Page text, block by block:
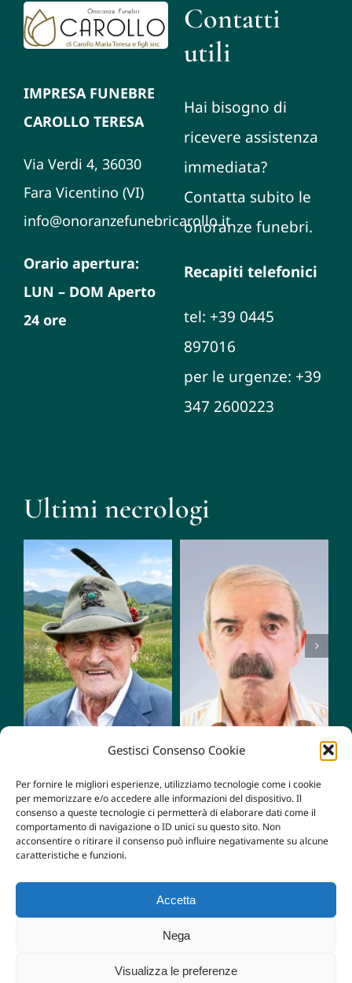
Gestisci Consenso Cookie
Per fornire le migliori esperienze, utilizziamo tecnologie come i cookie
per memorizzare e/o accedere alle informazioni del dispositivo. Il
consenso a queste tecnologie ci permetterà di elaborare dati come il
comportamento di navigazione o ID unici su questo sito. Non
acconsentire o ritirare il consenso può influire negativamente su alcune
caratteristiche e funzioni.
Accetta
Nega
Visualizza le preferenze
IMPRESA FUNEBRE
CAROLLO TERESA
Via Verdi 4, 36030
Fara Vicentino (VI)
info@onoranzefunebricarollo.it
Orario apertura:
LUN – DOM Aperto
24 ore
Contatti
utili
Hai bisogno di
ricevere assistenza
immediata?
Contatta subito le
onoranze funebri.
Recapiti telefonici
tel: +39 0445
897016
per le urgenze: +39
347 2600223
Ultimi necrologi
Mario
Zampese
Giacomo
Tognetti